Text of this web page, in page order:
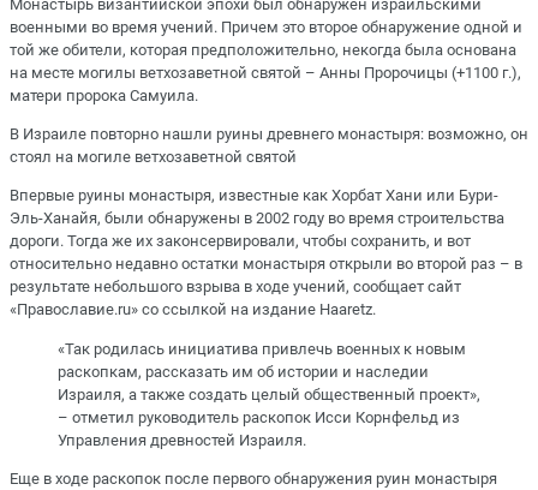
Монастырь византийской эпохи был обнаружен израильскими
военными во время учений. Причем это второе обнаружение одной и
той же обители, которая предположительно, некогда была основана
на месте могилы ветхозаветной святой – Анны Пророчицы (+1100 г.),
матери пророка Самуила.
В Израиле повторно нашли руины древнего монастыря: возможно, он
стоял на могиле ветхозаветной святой
Впервые руины монастыря, известные как Хорбат Хани или Бури-
Эль-Ханайя, были обнаружены в 2002 году во время строительства
дороги. Тогда же их законсервировали, чтобы сохранить, и вот
относительно недавно остатки монастыря открыли во второй раз – в
результате небольшого взрыва в ходе учений, сообщает сайт
«Православие.ru» со ссылкой на издание Haaretz.
«Так родилась инициатива привлечь военных к новым
раскопкам, рассказать им об истории и наследии
Израиля, а также создать целый общественный проект»,
– отметил руководитель раскопок Исси Корнфельд из
Управления древностей Израиля.
Еще в ходе раскопок после первого обнаружения руин монастыря